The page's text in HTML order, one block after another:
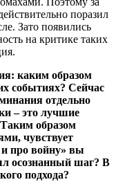
поразил
Зато появились
на критике таких
каким образом
событиях? Сейчас
отдельно
– это лучшие
образом
чувствует
про войну» вы
осознанный шаг? В
подхода?